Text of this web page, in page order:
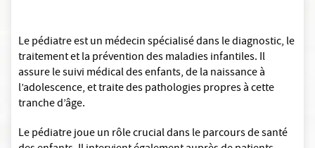
Le pédiatre est un médecin spécialisé dans le diagnostic, le
traitement et la prévention des maladies infantiles. Il
assure le suivi médical des enfants, de la naissance à
l’adolescence, et traite des pathologies propres à cette
tranche d’âge.
Le pédiatre joue un rôle crucial dans le parcours de santé